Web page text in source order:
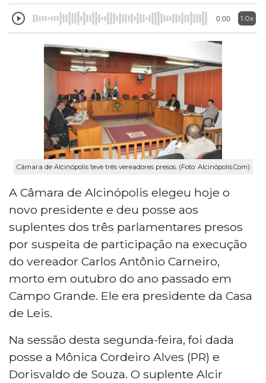
0:00 1.0x
Câmara de Alcinópolis teve três vereadores presos. (Foto: Alcinópolis.Com)
A Câmara de Alcinópolis elegeu hoje o
novo presidente e deu posse aos
suplentes dos três parlamentares presos
por suspeita de participação na execução
do vereador Carlos Antônio Carneiro,
morto em outubro do ano passado em
Campo Grande. Ele era presidente da Casa
de Leis.
Na sessão desta segunda-feira, foi dada
posse a Mônica Cordeiro Alves (PR) e
Dorisvaldo de Souza. O suplente Alcir